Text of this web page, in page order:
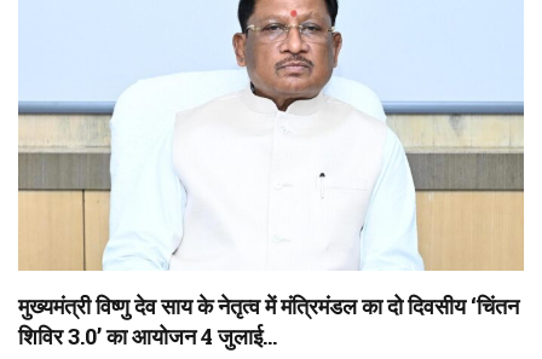
मुख्यमंत्री विष्णु देव साय के नेतृत्व में मंत्रिमंडल का दो दिवसीय ‘चिंतन
शिविर 3.0’ का आयोजन 4 जुलाई…